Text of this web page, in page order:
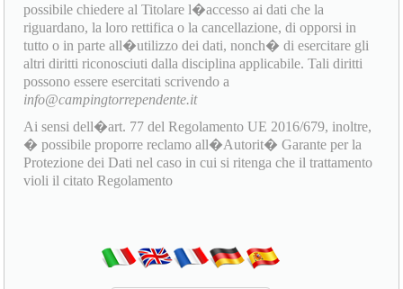
possibile chiedere al Titolare l�accesso ai dati che la
riguardano, la loro rettifica o la cancellazione, di opporsi in
tutto o in parte all�utilizzo dei dati, nonch� di esercitare gli
altri diritti riconosciuti dalla disciplina applicabile. Tali diritti
possono essere esercitati scrivendo a
info@campingtorrependente.it
Ai sensi dell�art. 77 del Regolamento UE 2016/679, inoltre,
� possibile proporre reclamo all�Autorit� Garante per la
Protezione dei Dati nel caso in cui si ritenga che il trattamento
violi il citato Regolamento